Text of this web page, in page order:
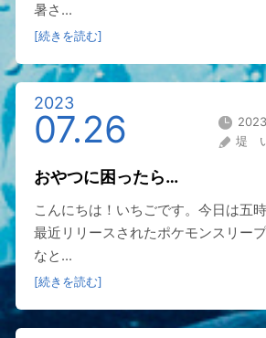
暑さ...
[続きを読む]
2023
07.26
堤
おやつに困ったら…
こんにちは！いちごです。今日は五
最近リリースされたポケモンスリー
なと...
[続きを読む]